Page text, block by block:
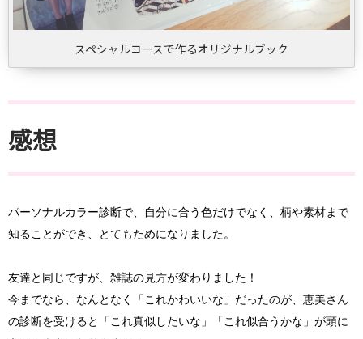
スペシャルコースで作るオリジナルブック
感想
パーソナルカラー診断で、自分に合う色だけでなく、 柄や素材まで
知ることができ、とてもためになりました。
友達と同じですが、雑誌の見方が変わりました！
今までなら、なんとなく「これかわいいな」だったのが、 恵美さん
の診断を受けると「これ真似したいな」「 これ似合うかな」が頭に